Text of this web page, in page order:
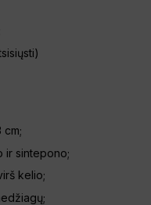
)
cm;
ir sintepono;
kelio;